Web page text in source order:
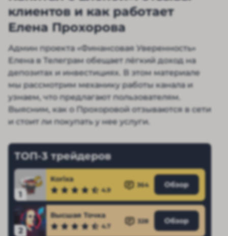
клиентов и как работает
Елена Прохорова
Админ проекта «Финансовая Уверенность»
Елена в Телеграм обещает лёгкий доход на
депозитах и инвестициях. В этом материале
мы рассмотрим механику работы канала и
узнаем, что предлагают пользователям.
Выясним, как о Прохоровой отзываются в сети
и стоит ли покупать у нее услуги.
ТОП-3 трейдеров
1
Korixa
4.9
364 Обзор
2
Высшая Точка
4.7
328 Обзор